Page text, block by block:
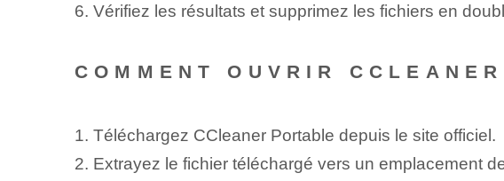
6. Vérifiez les résultats et supprimez les fichiers en
COMMENT OUVRIR
1. Téléchargez CCleaner Portable depuis le site officiel.
2. Extrayez le fichier téléchargé vers un emplacement